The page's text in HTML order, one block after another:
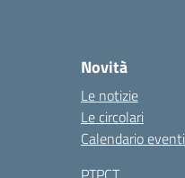
Novità
Le notizie
Le circolari
Calendario eventi